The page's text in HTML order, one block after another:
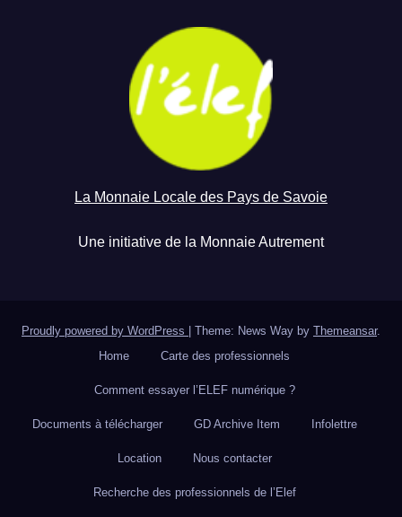
La Monnaie Locale des Pays de Savoie
Une initiative de la Monnaie Autrement
Proudly powered by WordPress Theme: News Way by Themeansar.
Home
Carte des professionnels
Comment essayer l’ELEF numérique ?
Documents à télécharger GD Archive Item Infolettre
Location Nous contacter
Recherche des professionnels de l’Elef